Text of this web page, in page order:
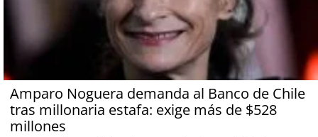
Amparo Noguera demanda al Banco de Chile
tras millonaria estafa: exige más de $528
millones